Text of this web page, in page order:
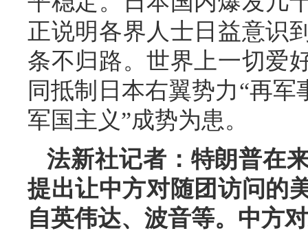
正说明各界人士日益意识
条不归路。世界上一切爱
同抵制日本右翼势力“再
军国主义”成势为患。
法新社记者：特朗普在
提出让中方对随团访问的
自英伟达、波音等。中方